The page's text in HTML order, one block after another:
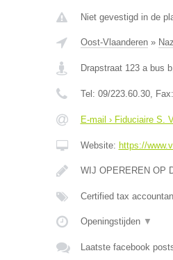
Niet gevestigd in de
Oost-Vlaanderen»
Drapstraat 123 a bus b
Tel: 09/223.60.30, Fax:
E-mail › Fiduciaire S.
Website: https://
WIJ OPEREREN OP
Certified tax
Openingstijden ▼
Laatste facebook